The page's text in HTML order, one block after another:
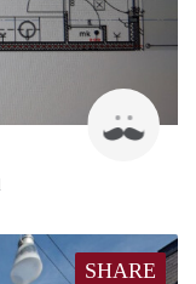
SHARE